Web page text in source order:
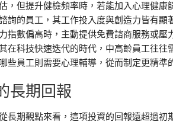
，但提升健檢頻率時，若能加入心理健康
詢的員工，其工作投入度與創造力皆有顯
指數偏高時，主動提供免費諮商服務或壓
在科技快速迭代的時代，中高齡員工往往
員工則需要心理輔導，從而制定更精準
長期回報
長期觀點來看，這項投資的回報遠超過初